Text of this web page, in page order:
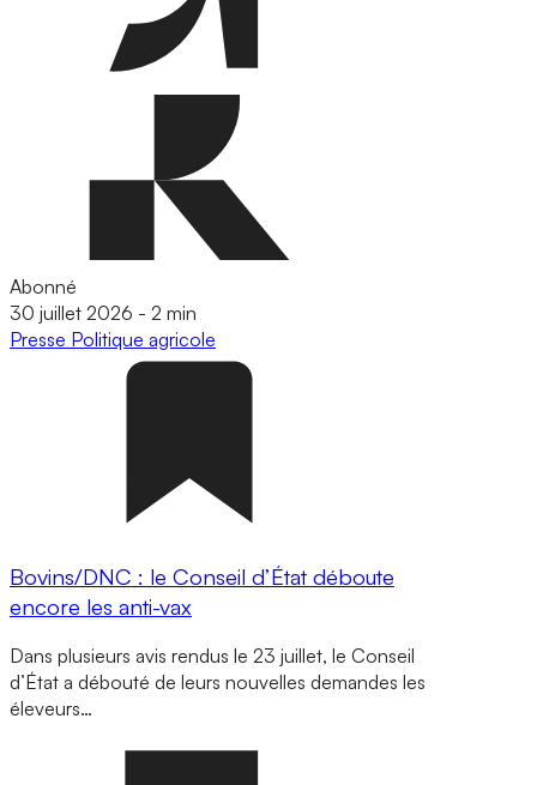
Abonné
30 juillet 2026 - 2 min
Presse Politique agricole
Bovins/DNC : le Conseil d’État déboute
encore les anti-vax
Dans plusieurs avis rendus le 23 juillet, le Conseil
d’État a débouté de leurs nouvelles demandes les
éleveurs…